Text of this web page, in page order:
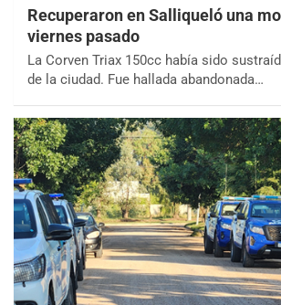
Recuperaron en Salliqueló una
viernes pasado
La Corven Triax 150cc había sido
de la ciudad. Fue hallada abandonada…